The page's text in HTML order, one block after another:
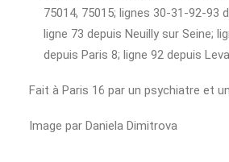
75014, 75015; lignes 30-31-92-93
ligne 73 depuis Neuilly sur Seine;
depuis Paris 8; ligne 92 depuis
Fait à Paris 16 par un psychiatre et
Image par Daniela Dimitrova